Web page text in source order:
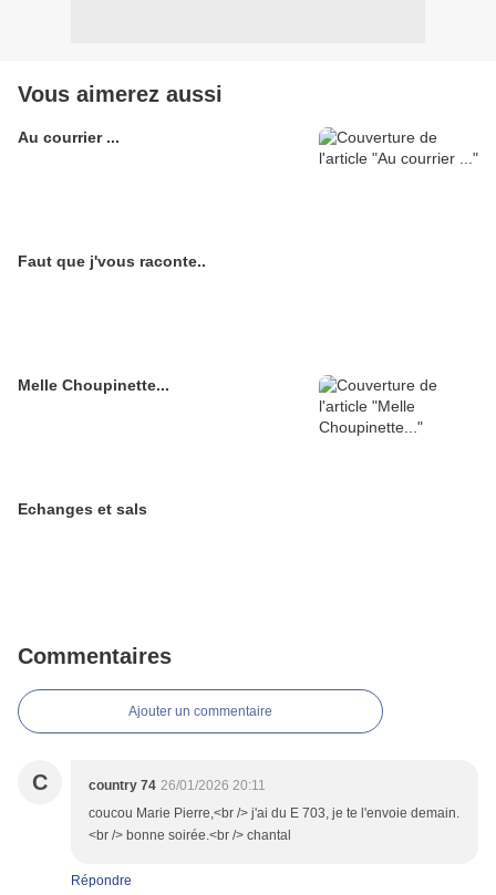
Vous aimerez aussi
Au courrier ...
Faut que j'vous raconte..
Melle Choupinette...
Echanges et sals
Commentaires
Ajouter un commentaire
C country 74 26/01/2026 20:11
coucou Marie Pierre,<br /> j'ai du E 703, je te l'envoie demain.
<br /> bonne soirée.<br /> chantal
Répondre